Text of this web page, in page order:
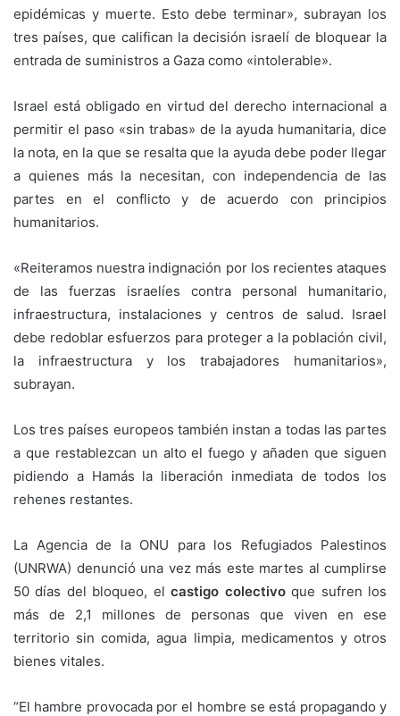
epidémicas y muerte. Esto debe terminar», subrayan los
tres países, que califican la decisión israelí de bloquear la
entrada de suministros a Gaza como «intolerable».
Israel está obligado en virtud del derecho internacional a
permitir el paso «sin trabas» de la ayuda humanitaria, dice
la nota, en la que se resalta que la ayuda debe poder llegar
a quienes más la necesitan, con independencia de las
partes en el conflicto y de acuerdo con principios
humanitarios.
«Reiteramos nuestra indignación por los recientes ataques
de las fuerzas israelíes contra personal humanitario,
infraestructura, instalaciones y centros de salud. Israel
debe redoblar esfuerzos para proteger a la población civil,
la infraestructura y los trabajadores humanitarios»,
subrayan.
Los tres países europeos también instan a todas las partes
a que restablezcan un alto el fuego y añaden que siguen
pidiendo a Hamás la liberación inmediata de todos los
rehenes restantes.
La Agencia de la ONU para los Refugiados Palestinos
(UNRWA) denunció una vez más este martes al cumplirse
50 días del bloqueo, elcastigo colectivoque sufren los
más de 2,1 millones de personas que viven en ese
territorio sin comida, agua limpia, medicamentos y otros
bienes vitales.
“El hambre provocada por el hombre se está propagando y